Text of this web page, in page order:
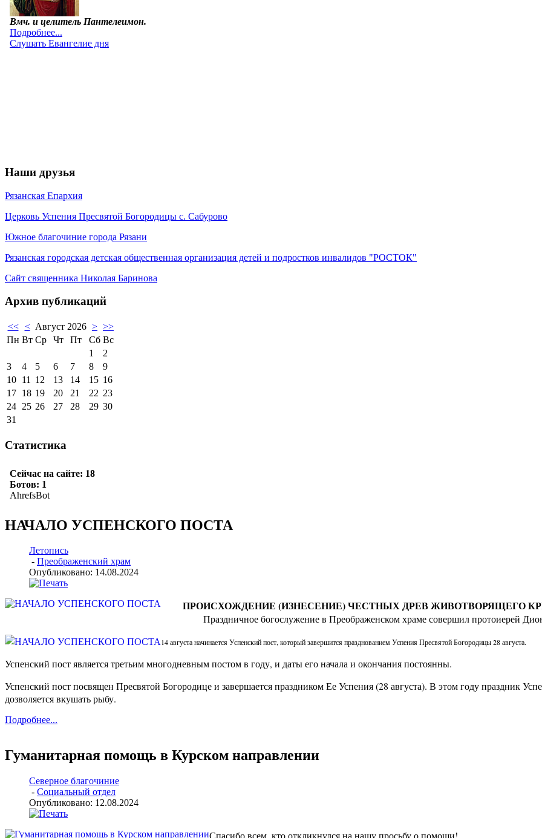
Наши друзья
Рязанская Епархия
Церковь Успения Пресвятой Богородицы с. Сабурово
Южное благочиние города Рязани
Рязанская городская детская общественная организация детей и подростков инвалидов "РОСТОК"
Сайт священника Николая Баринова
Архив публикаций
<< < Август 2026 > >>
Пн Вт Ср Чт Пт Сб Вс
1
2
3
4 5 6 7 8
9
10 11 12 13 14 15 16
17 18 19 20 21 22 23
24 25 26 27 28 29 30
31
Статистика
НАЧАЛО УСПЕНСКОГО ПОСТА
Летопись
- Преображенский храм
Опубликовано: 14.08.2024
ПРОИСХОЖДЕНИЕ (ИЗНЕСЕНИЕ) ЧЕСТНЫХ ДРЕВ ЖИВОТВОРЯЩЕГО
Праздничное богослужение в Преображенском храме совершил протоиерей
14 августа начинается Успенский пост, который завершится празднованием Успения Пресвятой Богородицы 28 августа.
Успенский пост является третьим многодневным постом в году, и даты его начала и окончания постоянны.
Успенский пост посвящен Пресвятой Богородице и завершается праздником Ее Успения (28 августа). В этом году праздник
дозволяется вкушать рыбу.
Подробнее...
Гуманитарная помощь в Курском направлении
Северное благочиние
- Социальный отдел
Опубликовано: 12.08.2024
Спасибо всем, кто откликнулся на нашу просьбу о помощи!